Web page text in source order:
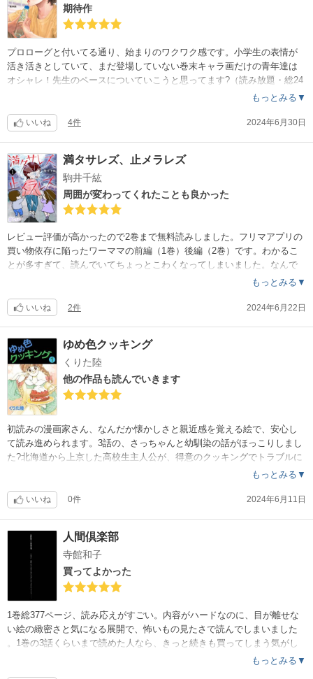
期待作
プロローグと付いてる通り、始まりのワクワク感です。小学生の表情が
活き活きとしていて、まだ登場していない巻末キャラ画だけの青年達は
オシャレ！先生のペースについていこうと思ってます?（読み放題・総24
もっとみる▼
いいね 4件 2024年6月30日
満タサレズ、止メラレズ
駒井千紘
周囲が変わってくれたことも良かった
レビュー評価が高かったので2巻まで無料読みしました。フリマアプリの
買い物依存に陥ったワーママの前編（1巻）後編（2巻）です。わかるこ
とが多すぎて、読んでいてちょっとこわくなってしまいました。なんで
も、ハマり過ぎには要注意…※読み放題で10話まで読みました。SNS依
な話ばかりで、子供の時の親との関わり方も要因となっている話も多く
もっとみる▼
いいね 2件 2024年6月22日
ゆめ色クッキング
くりた陸
他の作品も読んでいきます
初読みの漫画家さん、なんだか懐かしさと親近感を覚える絵で、安心し
て読み進められます。3話の、さっちゃんと幼馴染の話がほっこりしまし
た?北海道から上京した高校生主人公が、得意のクッキングでトラブルに
向き合っていきます。ページ下等に時々作者様のクッキングコラムが載
飯の絵も見応えあります?編集者南野さんとの可愛らしい恋愛模様も楽し
もっとみる▼
いいね 0件 2024年6月11日
人間倶楽部
寺館和子
買ってよかった
1巻総377ページ、読み応えがすごい。内容がハードなのに、目が離せな
い絵の緻密さと気になる展開で、怖いもの見たさで読んでしまいました
。1巻の3話くらいまで読めた人なら、きっと続きも買ってしまう気がし
ます。私も買う気です。大人の私でもなかなかの衝撃ですが、シーモア
もっとみる▼